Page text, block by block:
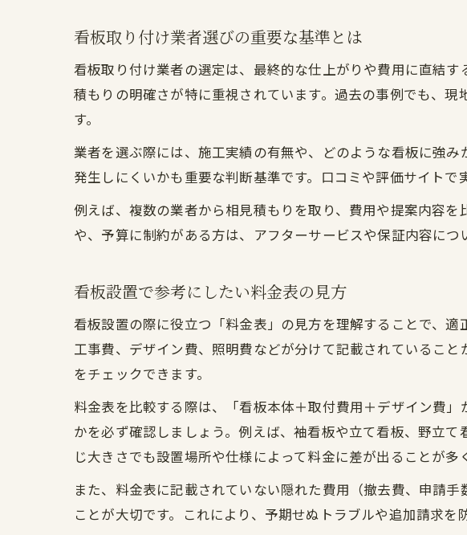
看板
看板
立て
費用明細
看板
看板
袖看
失敗しな
看板
看板
野立
袖看
看板取り付け業者選びの重要な基準とは
看板取り付け業者の選定は、最終的な仕上がりや費用に直結
積もりの明確さが特に重視されています。過去の事例でも、
す。
業者を選ぶ際には、施工実績の有無や、どのような看板に強
発生しにくいかも重要な判断基準です。口コミや評価サイトで
例えば、複数の業者から相見積もりを取り、費用や提案内容
や、予算に制約がある方は、アフターサービスや保証内容につ
看板設置で参考にしたい料金表の見方
看板設置の際に役立つ「料金表」の見方を理解することで、
工事費、デザイン費、照明費などが分けて記載されているこ
をチェックできます。
料金表を比較する際は、「看板本体＋取付費用＋デザイン費
かを必ず確認しましょう。例えば、袖看板や立て看板、野立
じ大きさでも設置場所や仕様によって料金に差が出ることが多
また、料金表に記載されていない隠れた費用（撤去費、申請
ことが大切です。これにより、予期せぬトラブルや追加請求を